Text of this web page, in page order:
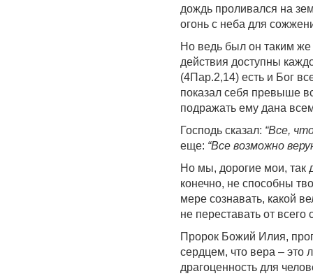
дождь проливался на
огонь с неба для
Но ведь был он таким же
действия доступны
(4Пар.2,14) есть и Бог
показал себя превыше
подражать ему дана
Господь сказал: “Все,
еще: “Все возможно
Но мы, дорогие мои, так
конечно, не способны
мере сознавать, какой
не переставать от всего
Пророк Божий Илия,
сердцем, что вера – это
драгоценность для